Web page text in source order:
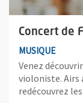
Concert de
MUSIQUE
Venez
violoniste. Airs
redécouvrez